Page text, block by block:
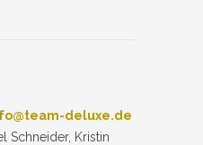
deluxe.de
Schneider, Kristin